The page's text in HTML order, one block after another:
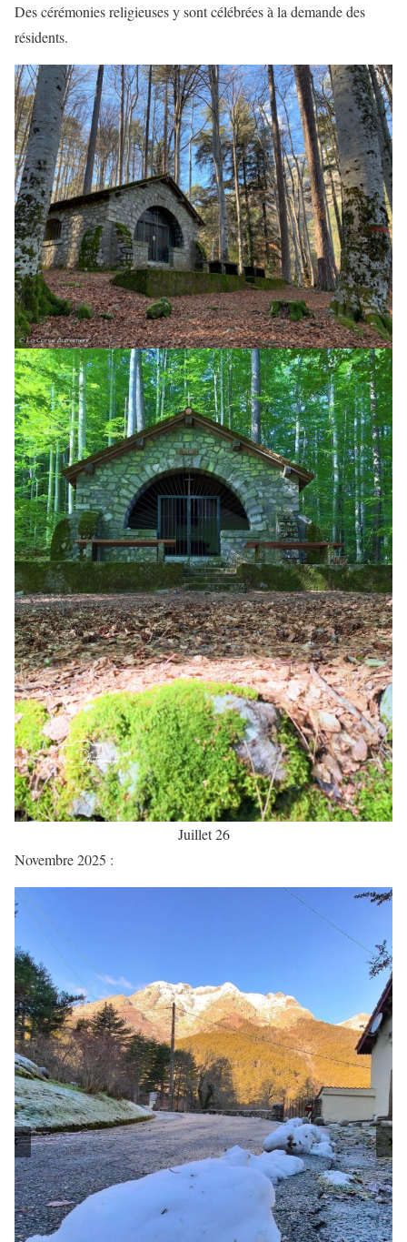
Des cérémonies religieuses y sont célébrées à la demande des
résidents.
Juillet 26
Novembre 2025 :